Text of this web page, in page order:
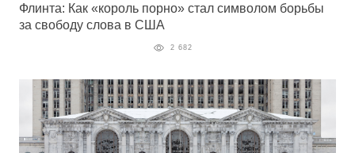
Флинта: Как «король порно» стал символом борьбы
за свободу слова в США
2 682